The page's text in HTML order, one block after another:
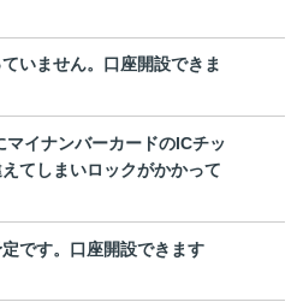
いません。口座開設できま
イナンバーカードのICチッ
てしまいロックがかかって
です。口座開設できます